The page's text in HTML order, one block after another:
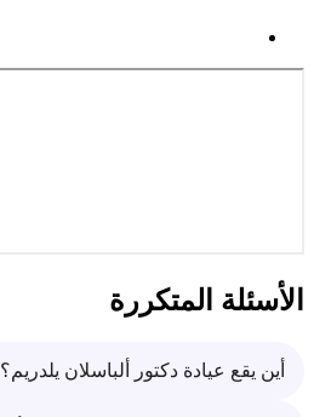
الأسئلة المتكررة
أين يقع عيادة دكتور ألباسلان يلدريم؟